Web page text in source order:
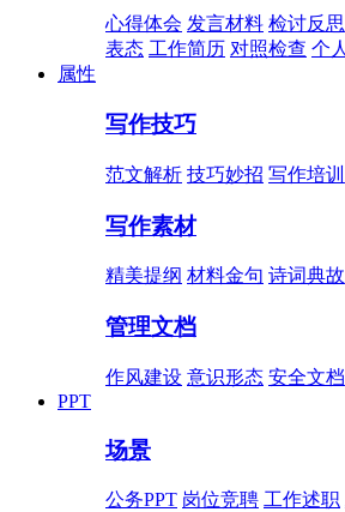
心得体会 发言材料 检讨反思
表态 工作简历 对照检查 个
属性
写作技巧
范文解析 技巧妙招 写作培训
写作素材
精美提纲 材料金句 诗词典故
管理文档
作风建设 意识形态 安全文档
PPT
场景
公务PPT 岗位竞聘 工作述职